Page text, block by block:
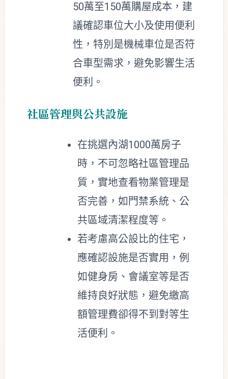
50萬至150萬購屋成本，建
議確認車位大小及使用便利
性，特別是機械車位是否符
合車型需求，避免影響生活
便利。
社區管理與公共設施
在挑選內湖1000萬房子
時，不可忽略社區管理品
質，實地查看物業管理是
否完善，如門禁系統、公
共區域清潔程度等。
若考慮高公設比的住宅，
應確認設施是否實用，例
如健身房、會議室等是否
維持良好狀態，避免繳高
額管理費卻得不到對等生
活便利。